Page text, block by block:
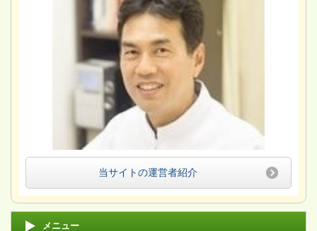
当サイトの運営者紹介
メニュー